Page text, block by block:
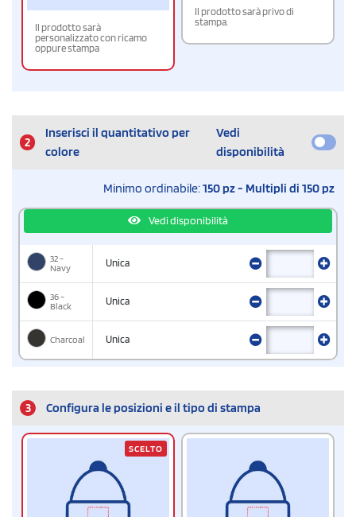
Il prodotto sarà
personalizzato con ricamo
oppure stampa
Il prodotto sarà privo di
stampa.
2
Inserisci il quantitativo per
colore
Vedi
disponibilità
Minimo ordinabile:150 pz - Multipli di 150 pz
Vedi disponibilità
32 -
Navy
Unica
36 -
Black
Unica
Charcoal Unica
3 Configura le posizioni e il tipo di stampa
SCELTO